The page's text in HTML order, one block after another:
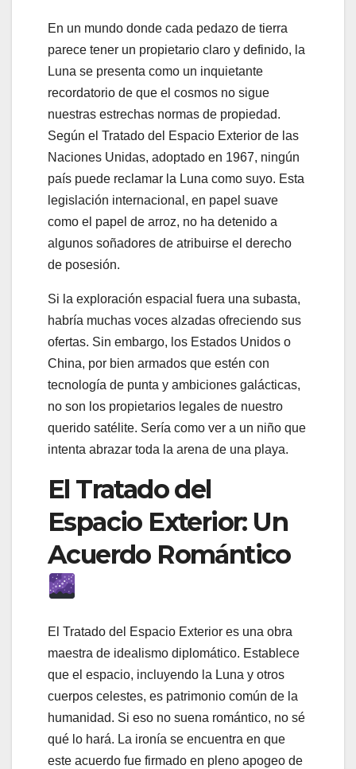
En un mundo donde cada pedazo de tierra
parece tener un propietario claro y definido, la
Luna se presenta como un inquietante
recordatorio de que el cosmos no sigue
nuestras estrechas normas de propiedad.
Según el Tratado del Espacio Exterior de las
Naciones Unidas, adoptado en 1967, ningún
país puede reclamar la Luna como suyo. Esta
legislación internacional, en papel suave
como el papel de arroz, no ha detenido a
algunos soñadores de atribuirse el derecho
de posesión.
Si la exploración espacial fuera una subasta,
habría muchas voces alzadas ofreciendo sus
ofertas. Sin embargo, los Estados Unidos o
China, por bien armados que estén con
tecnología de punta y ambiciones galácticas,
no son los propietarios legales de nuestro
querido satélite. Sería como ver a un niño que
intenta abrazar toda la arena de una playa.
El Tratado del
Espacio Exterior: Un
Acuerdo Romántico
El Tratado del Espacio Exterior es una obra
maestra de idealismo diplomático. Establece
que el espacio, incluyendo la Luna y otros
cuerpos celestes, es patrimonio común de la
humanidad. Si eso no suena romántico, no sé
qué lo hará. La ironía se encuentra en que
este acuerdo fue firmado en pleno apogeo de